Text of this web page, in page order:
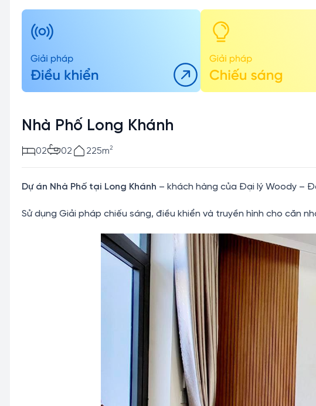
Nhà Phố Long Khánh
02 02 225m2
Dự án Nhà Phố tại Long Khánh – khách hàng của Đại lý Woody –
Sử dụng Giải pháp chiếu sáng, điều khiển và truyền hình cho căn